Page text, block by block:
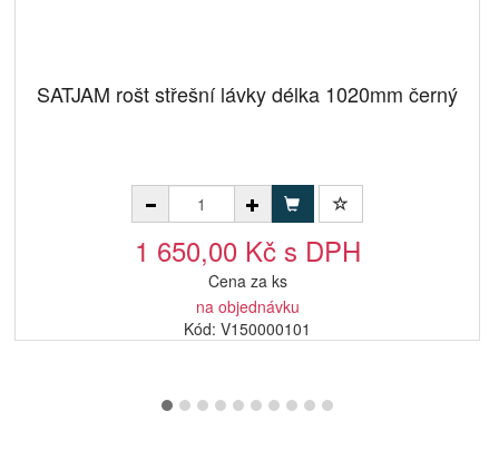
SATJAM rošt střešní lávky délka 1020mm černý
1 650,00 Kč s DPH
Cena za ks
na objednávku
Kód: V150000101